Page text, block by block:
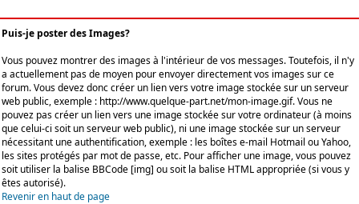
Puis-je poster des Images?
Vous pouvez montrer des images à l'intérieur de vos messages. Toutefois, il n'y
a actuellement pas de moyen pour envoyer directement vos images sur ce
forum. Vous devez donc créer un lien vers votre image stockée sur un serveur
web public, exemple : http://www.quelque-part.net/mon-image.gif. Vous ne
pouvez pas créer un lien vers une image stockée sur votre ordinateur (à moins
que celui-ci soit un serveur web public), ni une image stockée sur un serveur
nécessitant une authentification, exemple : les boîtes e-mail Hotmail ou Yahoo,
les sites protégés par mot de passe, etc. Pour afficher une image, vous pouvez
soit utiliser la balise BBCode [img] ou soit la balise HTML appropriée (si vous y
êtes autorisé).
Revenir en haut de page